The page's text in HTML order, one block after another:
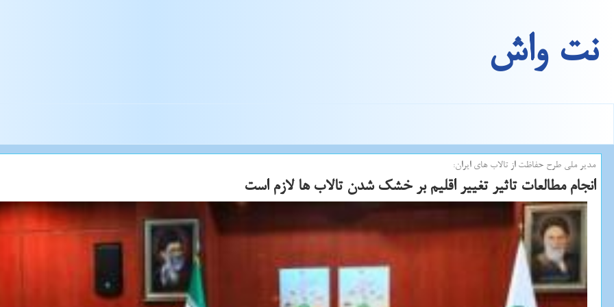
نت واش
مدیر ملی طرح حفاظت از تالاب های ایران:
انجام مطالعات تاثیر تغییر اقلیم بر خشك شدن تالاب ها لازم است